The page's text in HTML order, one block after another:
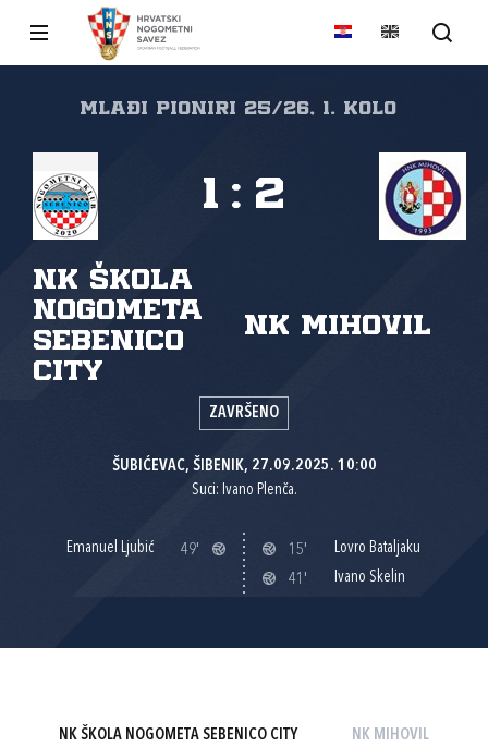
Mlađi pioniri 25/26, 1. kolo
NK Škola
Nogometa
Sebenico
City
NK Mihovil
1 : 2
ZAVRŠENO
ŠUBIĆEVAC, ŠIBENIK, 27.09.2025. 10:00
Suci: Ivano Plenča.
Emanuel Ljubić 49' 15'
Lovro Bataljaku
41'
Ivano Skelin
NK ŠKOLA NOGOMETA SEBENICO CITY NK MIHOVIL